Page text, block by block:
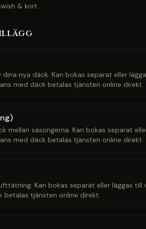
& kort
nya däck. Kan bokas separat eller
med däck betalas tjänsten online direkt.
mellan säsongerna. Kan bokas separat
med däck betalas tjänsten online direkt.
Kan bokas separat eller läggas till
betalas tjänsten online direkt.